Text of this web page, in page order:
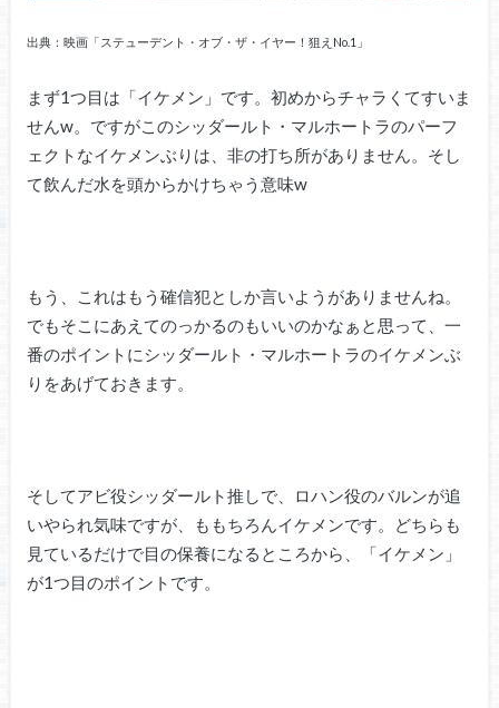
出典：映画「ステューデント・オブ・ザ・イヤー！狙えNo.1」
まず1つ目は「イケメン」です。初めからチャラくてすいま
せんw。ですがこのシッダールト・マルホートラのパーフ
ェクトなイケメンぶりは、非の打ち所がありません。そし
て飲んだ水を頭からかけちゃう意味w
もう、これはもう確信犯としか言いようがありませんね。
でもそこにあえてのっかるのもいいのかなぁと思って、一
番のポイントにシッダールト・マルホートラのイケメンぶ
りをあげておきます。
そしてアビ役シッダールト推しで、ロハン役のバルンが追
いやられ気味ですが、ももちろんイケメンです。どちらも
見ているだけで目の保養になるところから、「イケメン」
が1つ目のポイントです。